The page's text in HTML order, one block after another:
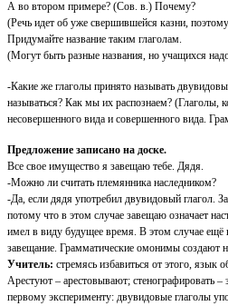
А во втором примере? (Сов. в.) Почему?
(Речь идет об уже свершившейся казни,
Придумайте название таким глаголам.
(Могут быть разные названия, но учащихся
-Какие же глаголы принято называть
называться? Как мы их распознаем? (Глаголы,
несовершенного вида и совершенного вида.
Предложение записано на доске.
Все свое имущество я завещаю тебе. Дядя.
-Можно ли считать племянника наследником?
-Да, если дядя употребил двувидовый глагол.
потому что в этом случае завещаю означает
имел в виду будущее время. В этом случае ещё
завещание. Грамматические омонимы создают
Учитель: стремясь избавиться от этого, язык
Арестуют – арестовывают; стенографировать –
первому эксперименту: двувидовые глаголы